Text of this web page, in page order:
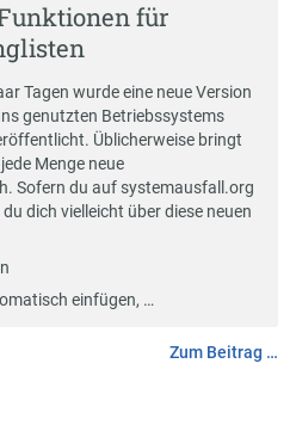
für
Tagen wurde eine neueVersion
genutzten Betriebssystems
Üblicherweise bringt
Menge neue
Sofern du auf systemausfall.org
dich vielleicht über diese neuen
einfügen, …
Zum Beitrag …